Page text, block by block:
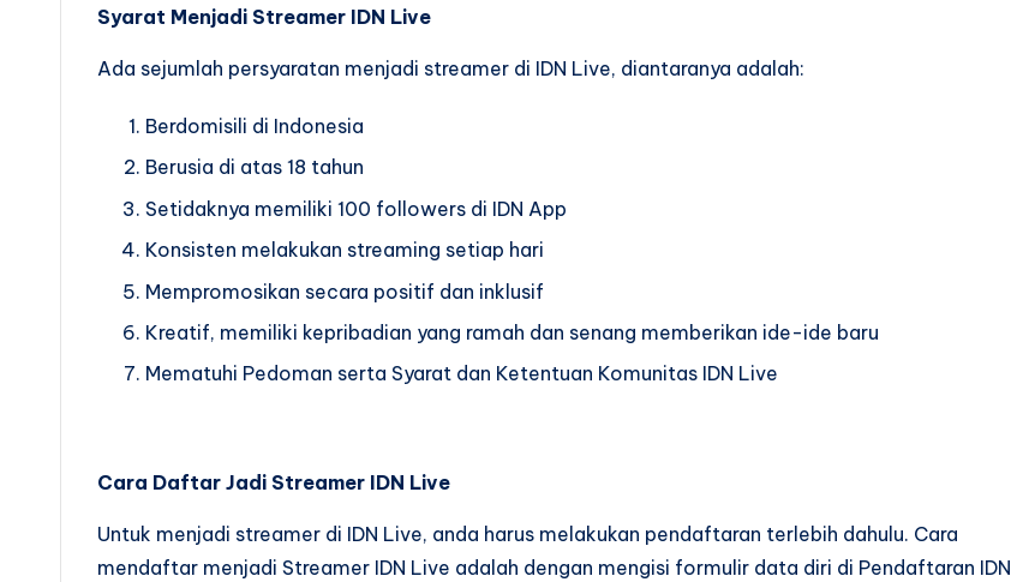
Syarat Menjadi Streamer IDN Live
Ada sejumlah persyaratan menjadi streamer di IDN Live, diantaranya adalah:
Berdomisili di Indonesia
Berusia di atas 18 tahun
Setidaknya memiliki 100 followers di IDN App
Konsisten melakukan streaming setiap hari
Mempromosikan secara positif dan inklusif
Kreatif, memiliki kepribadian yang ramah dan senang memberikan ide-ide baru
Mematuhi Pedoman serta Syarat dan Ketentuan Komunitas IDN Live
Cara Daftar Jadi Streamer IDN Live
Untuk menjadi streamer di IDN Live, anda harus melakukan pendaftaran terlebih dahulu. Cara
mendaftar menjadi Streamer IDN Live adalah dengan mengisi formulir data diri di Pendaftaran IDN